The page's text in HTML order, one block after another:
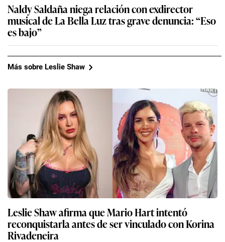
Naldy Saldaña niega relación con exdirector
musical de La Bella Luz tras grave denuncia: “Eso
es bajo”
Más sobre Leslie Shaw
Leslie Shaw afirma que Mario Hart intentó
reconquistarla antes de ser vinculado con Korina
Rivadeneira